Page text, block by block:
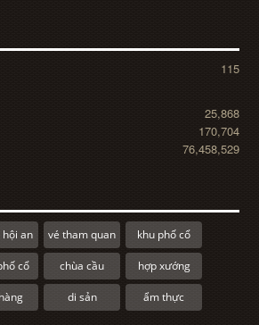
115
25,868
170,704
76,458,529
an vé tham quan khu phố cổ
cổ chùa cầu hợp xướng
di sản ẩm thực